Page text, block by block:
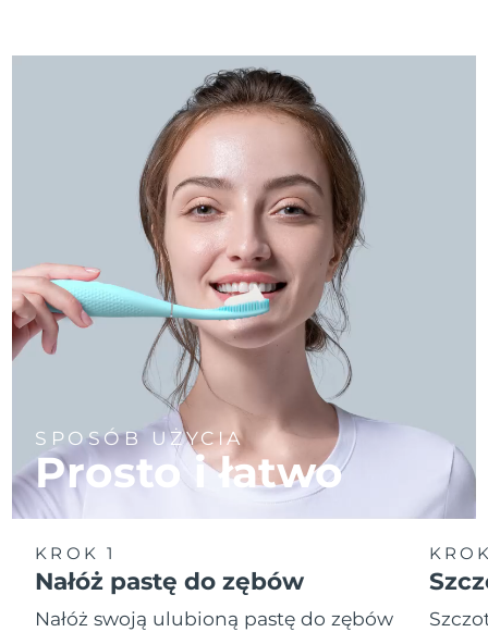
SPOSÓB UŻYCIA
Prosto i łatwo
KROK 1
Nałóż pastę do zębów
Nałóż swoją ulubioną pastę do zębów